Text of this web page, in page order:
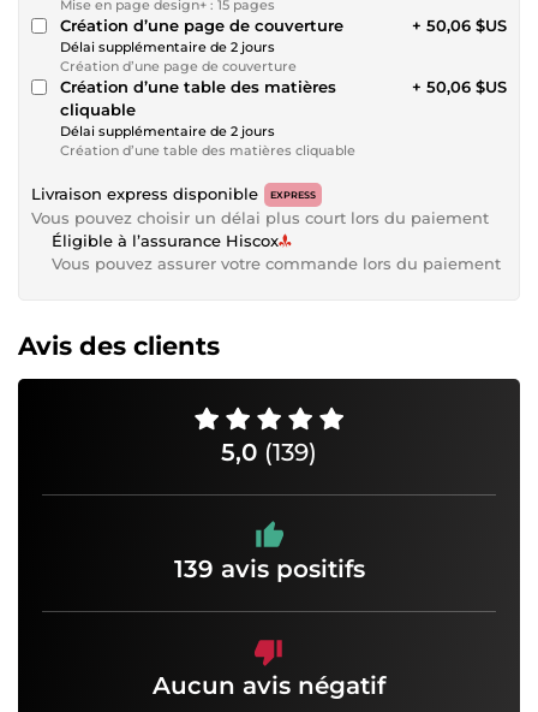
Mise en page design+ : 15 pages
Création d’une page de couverture
Délai supplémentaire de 2 jours
Création d’une page de couverture
+ 50,06 $US
Création d’une table des matières
cliquable
Délai supplémentaire de 2 jours
Création d’une table des matières cliquable
+ 50,06 $US
Livraison express disponible EXPRESS
Vous pouvez choisir un délai plus court lors du paiement
Éligible à l’assurance Hiscox
Vous pouvez assurer votre commande lors du paiement
Avis des clients
5,0 (139)
139 avis positifs
Aucun avis négatif